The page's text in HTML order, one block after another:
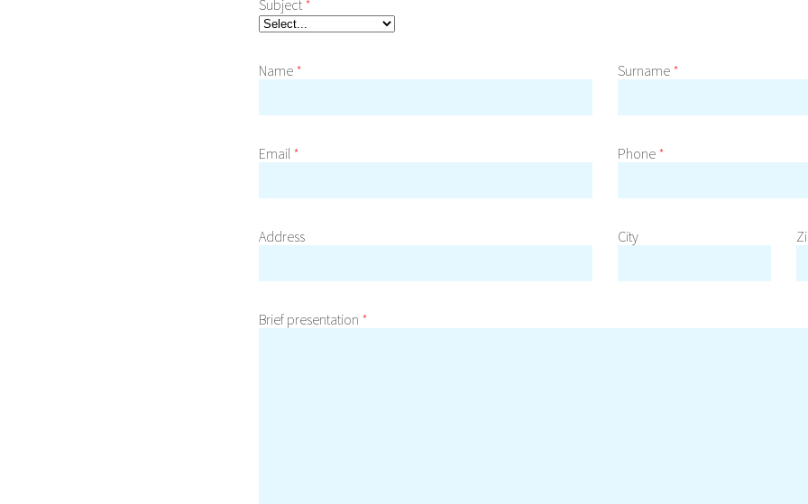
Subject *
Name * Surname *
Email * Phone *
Address City
Brief presentation *